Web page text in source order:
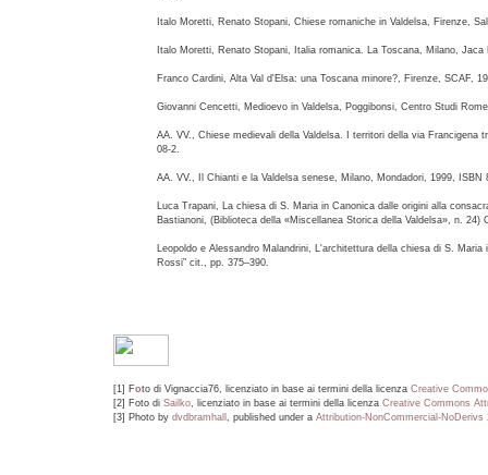
Italo Moretti, Renato Stopani, Chiese romaniche in Valdelsa, Firenze,
Italo Moretti, Renato Stopani, Italia romanica. La Toscana, Milano, Jaca
Franco Cardini, Alta Val d'Elsa: una Toscana minore?, Firenze, SCAF,
Giovanni Cencetti, Medioevo in Valdelsa, Poggibonsi, Centro Studi
AA. VV., Chiese medievali della Valdelsa. I territori della via Francigena
08-2.
AA. VV., Il Chianti e la Valdelsa senese, Milano, Mondadori, 1999, ISBN
Luca Trapani, La chiesa di S. Maria in Canonica dalle origini alla
Bastianoni, (Biblioteca della «Miscellanea Storica della Valdelsa», n.
Leopoldo e Alessandro Malandrini, L'architettura della chiesa di S.
Rossi” cit., pp. 375–390.
[1] Foto di Vignaccia76, licenziato in base ai termini della licenza Creative
[2] Foto di Sailko, licenziato in base ai termini della licenza Creative Commons
[3] Photo by dvdbramhall , published under a Attribution-NonCommercial-NoDerivs